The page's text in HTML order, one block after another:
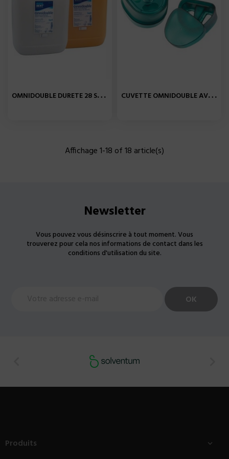
O
MNIDOUBLE DURETE 28 SHORE... C
UVETTE OMNIDOUBLE AVEC...
Affichage 1-18 of 18 article(s)
Newsletter
Vous pouvez vous désinscrire à tout moment. Vous
trouverez pour cela nos informations de contact dans les
conditions d'utilisation du site.
Produits 